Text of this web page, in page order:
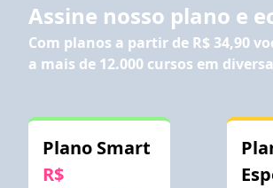
Assine nosso plano e
Com planos a partir de R$ 34,90
a mais de 12.000 cursos em
Plano Smart
R$